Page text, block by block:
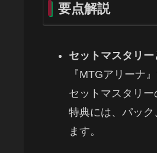
要点解説
セットマスタリー
『MTGアリーナ
セットマスタリー
特典には、パッ
ます。